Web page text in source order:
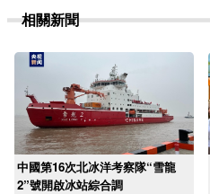
相關新聞
中國第16次北冰洋考察隊“雪龍
2”號開啟冰站綜合調